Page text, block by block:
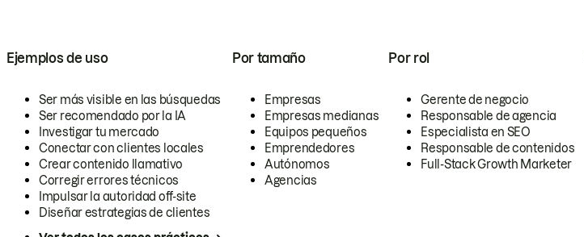
Ejemplos de uso
Ser más visible en las búsquedas
Ser recomendado por la IA
Investigar tu mercado
Conectar con clientes locales
Crear contenido llamativo
Corregir errores técnicos
Impulsar la autoridad off-site
Diseñar estrategias de clientes
Por tamaño
Empresas
Empresas medianas
Equipos pequeños
Emprendedores
Autónomos
Agencias
Por rol
Gerente de negocio
Responsable de agencia
Especialista en SEO
Responsable de contenidos
Full-Stack Growth Marketer